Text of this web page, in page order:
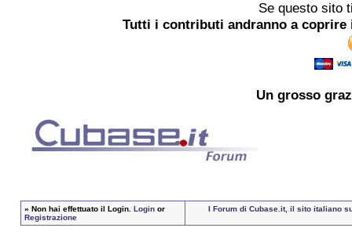
Se questo sito
Tutti i contributi andranno a
Un grosso
» Non hai effettuato il Login. Loginor
Registrazione
I Forum di Cubase.it, il sito italiano